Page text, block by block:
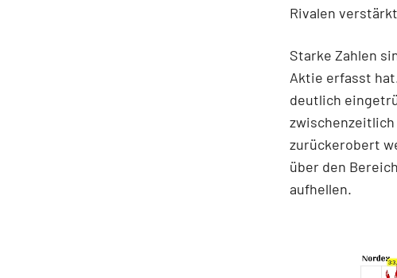
Rivalen
Starke Zahlen
Aktie erfasst
deutlich
zwischenzeitlich
zurückerobert
über den
aufhellen.